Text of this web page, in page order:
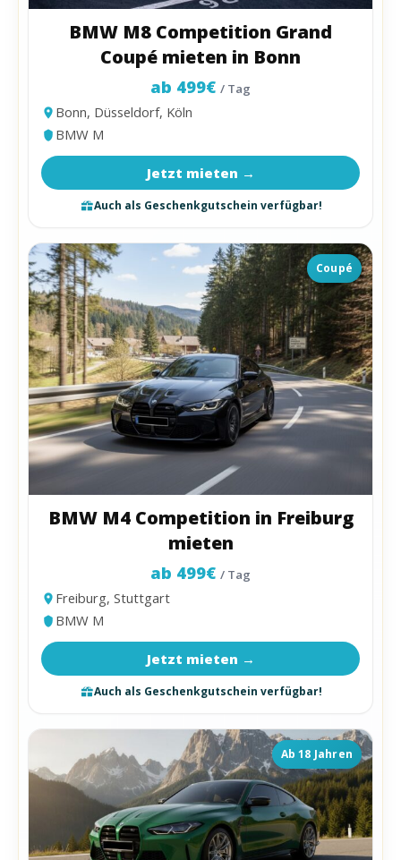
BMW M8 Competition Grand
Coupé mieten in Bonn
ab 499€ / Tag
Bonn, Düsseldorf, Köln
BMW M
Jetzt mieten →
Auch als Geschenkgutschein verfügbar!
Coupé
BMW M4 Competition in Freiburg
mieten
ab 499€ / Tag
Freiburg, Stuttgart
BMW M
Jetzt mieten →
Auch als Geschenkgutschein verfügbar!
Ab 18 Jahren